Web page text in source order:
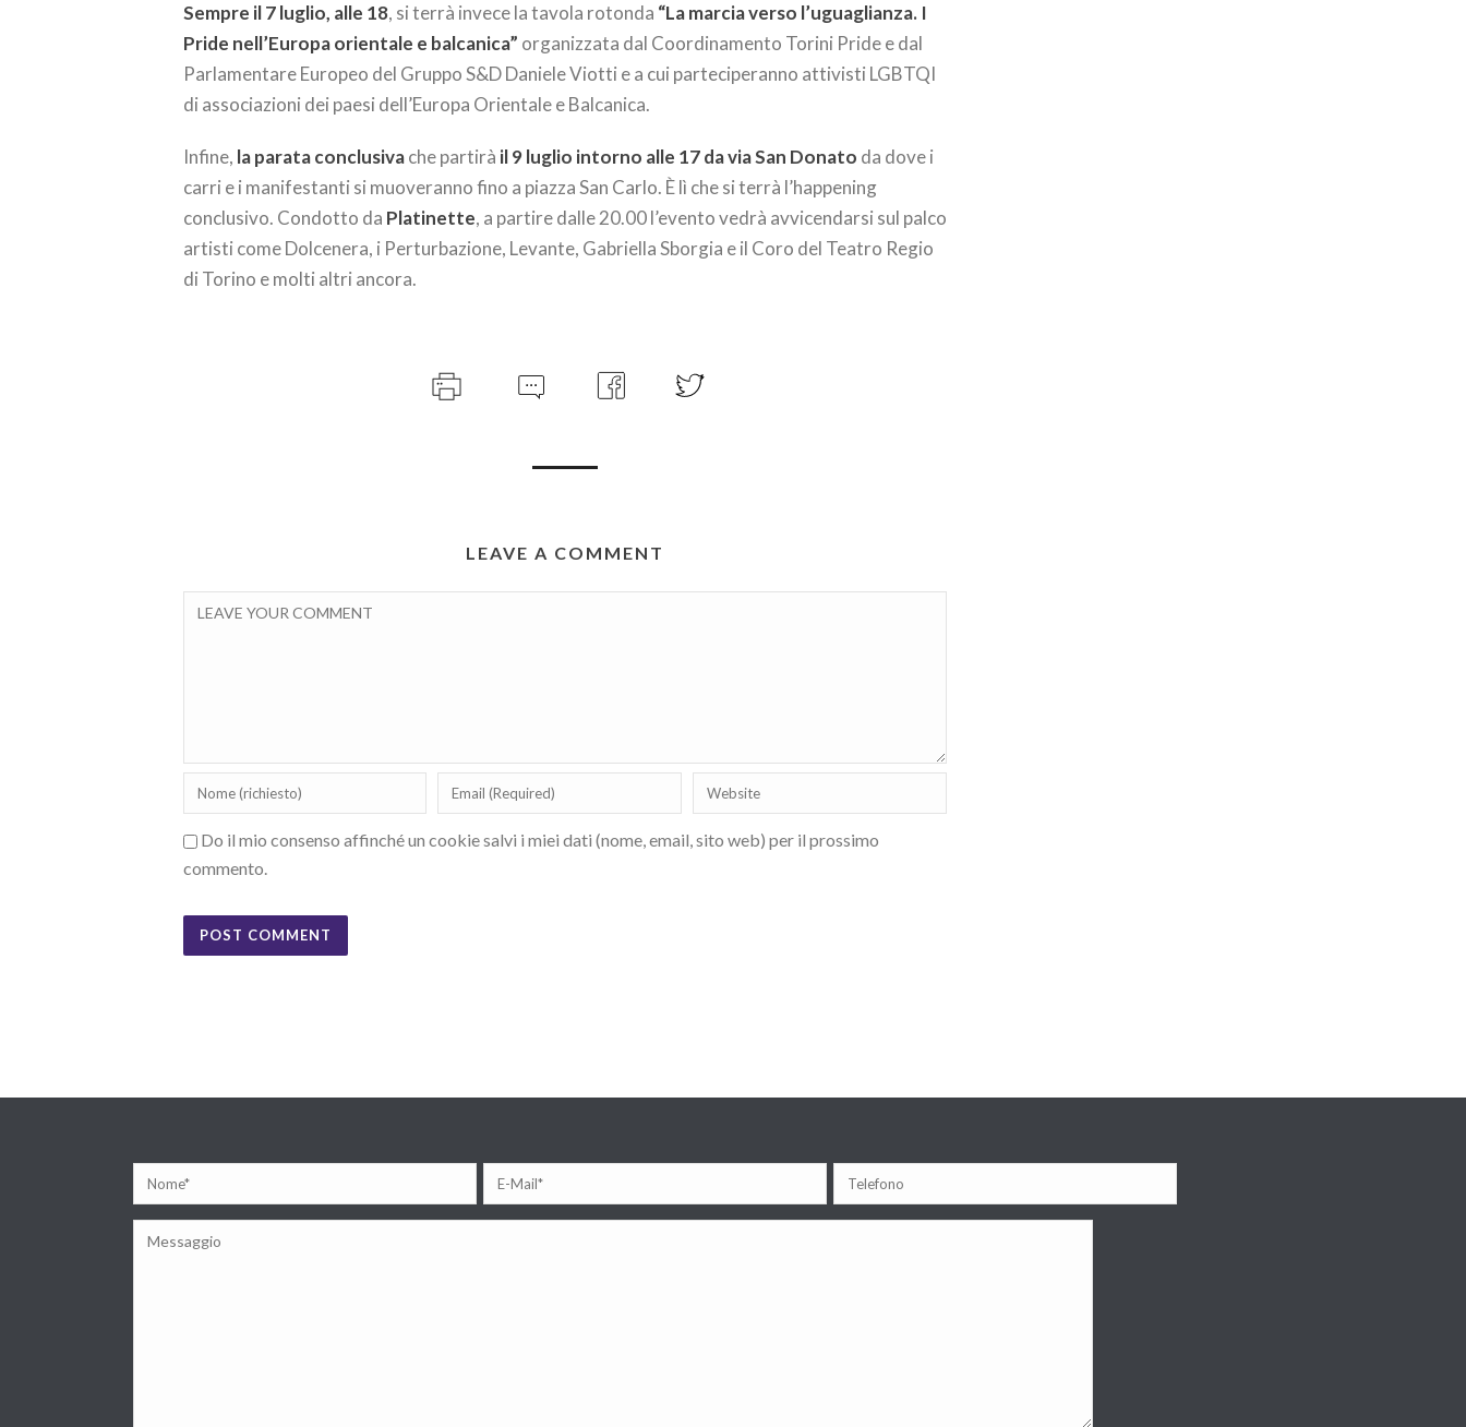
Sempre il 7 luglio, alle 18, si terrà invece la tavola rotonda “La marcia verso l’uguaglianza. I
Pride nell’Europa orientale e balcanica” organizzata dal Coordinamento Torini Pride e dal
Parlamentare Europeo del Gruppo S&D Daniele Viotti e a cui parteciperanno attivisti LGBTQI
di associazioni dei paesi dell’Europa Orientale e Balcanica.
Infine, la parata conclusivache partirà il 9 luglio intorno alle 17 da via San Donato da dove i
carri e i manifestanti si muoveranno fino a piazza San Carlo. È lì che si terrà l’happening
conclusivo. Condotto da Platinette, a partire dalle 20.00 l’evento vedrà avvicendarsi sul palco
artisti come Dolcenera, i Perturbazione, Levante, Gabriella Sborgia e il Coro del Teatro Regio
di Torino e molti altri ancora.
LEAVE A COMMENT
Do il mio consenso affinché un cookie salvi i miei dati (nome, email, sito web) per il prossimo
commento.